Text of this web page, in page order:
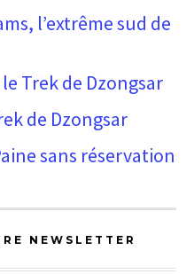
l’extrême sud de
Trek de Dzongsar
de Dzongsar
sans réservation
NEWSLETTER